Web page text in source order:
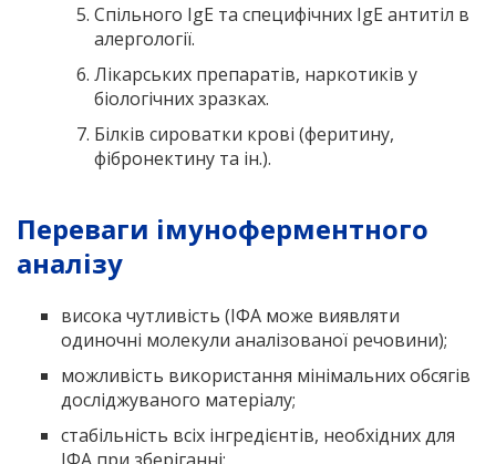
Спільного IgE та специфічних IgE антитіл в
алергології.
Лікарських препаратів, наркотиків у
біологічних зразках.
Білків сироватки крові (феритину,
фібронектину та ін.).
Переваги імуноферментного
аналізу
висока чутливість (ІФА може виявляти
одиночні молекули аналізованої речовини);
можливість використання мінімальних обсягів
досліджуваного матеріалу;
стабільність всіх інгредієнтів, необхідних для
ІФА при зберіганні;